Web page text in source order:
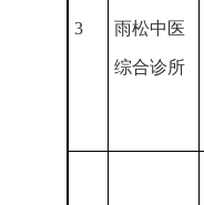
3 雨松中医
综合诊所